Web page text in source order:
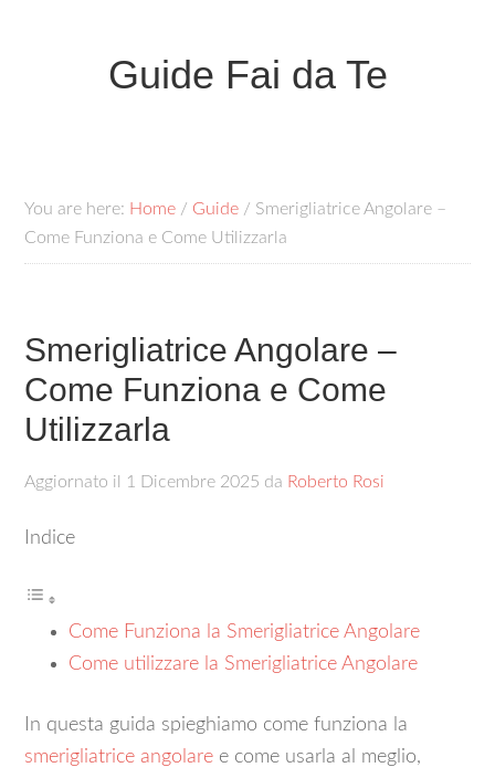
Guide Fai da Te
You are here: Home / Guide / Smerigliatrice Angolare –
Come Funziona e Come Utilizzarla
Smerigliatrice Angolare –
Come Funziona e Come
Utilizzarla
Aggiornato il 1 Dicembre 2025 da Roberto Rosi
Indice
Come Funziona la Smerigliatrice Angolare
Come utilizzare la Smerigliatrice Angolare
In questa guida spieghiamo come funziona la
smerigliatrice angolare e come usarla al meglio,